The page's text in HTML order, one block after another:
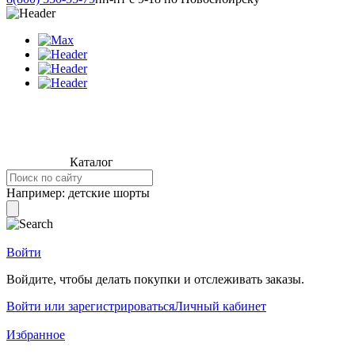
Каталог
Например: детские шорты
Войти
Войдите, чтобы делать покупки и отслеживать заказы.
Войти или зарегистрироватьсяЛичный кабинет
Избранное